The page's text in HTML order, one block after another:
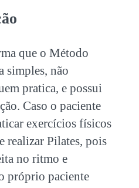
que o Método
simples, não
pratica, e possui
Caso o paciente
exercícios físicos
realizar Pilates, pois
no ritmo e
próprio paciente